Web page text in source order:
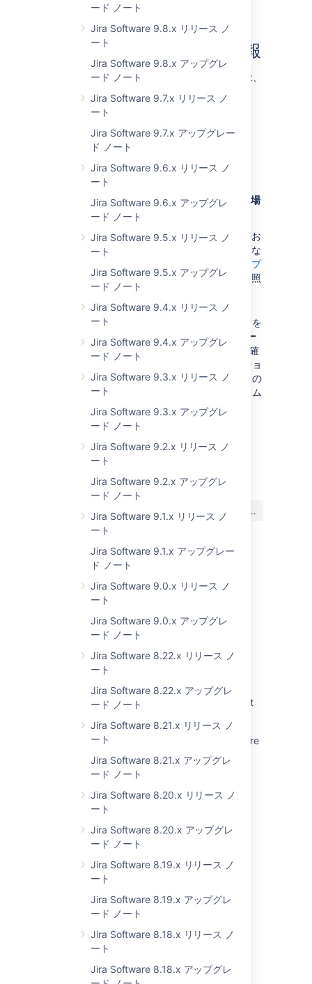
ード ノート
Jira Software 9.8.x リリース ノ
ート
Jira Software 9.8.x アップグレ
ード ノート
Jira Software 9.7.x リリース ノ
ート
Jira Software 9.7.x アップグレー
ド ノート
Jira Software 9.6.x リリース ノ
ート
Jira Software 9.6.x アップグレ
ード ノート
Jira Software 9.5.x リリース ノ
ート
Jira Software 9.5.x アップグレ
ード ノート
Jira Software 9.4.x リリース ノ
ート
Jira Software 9.4.x アップグレ
ード ノート
Jira Software 9.3.x リリース ノ
ート
Jira Software 9.3.x アップグレ
ード ノート
Jira Software 9.2.x リリース ノ
ート
Jira Software 9.2.x アップグレ
ード ノート
Jira Software 9.1.x リリース ノ
ート
Jira Software 9.1.x アップグレー
ド ノート
Jira Software 9.0.x リリース ノ
ート
Jira Software 9.0.x アップグレ
ード ノート
Jira Software 8.22.x リリース ノ
ート
Jira Software 8.22.x アップグレ
ード ノート
Jira Software 8.21.x リリース ノ
ート
Jira Software 8.21.x アップグレ
ード ノート
Jira Software 8.20.x リリース ノ
ート
Jira Software 8.20.x アップグレ
ード ノート
Jira Software 8.19.x リリース ノ
ート
Jira Software 8.19.x アップグレ
ード ノート
Jira Software 8.18.x リリース ノ
ート
Jira Software 8.18.x アップグレ
アプリ開発者向けの情報
アプリに関するすべての重要な変更については、
アップグレード手順
Jira バージョン 8.x.x からアップグレードする場
利用可能なすべてのアップグレード方法お
よびアップグレード前の手順を含む完全な
Jira アプ
リケーションのアップグレード」をご参照
ください。
ご自身の環境に合わせたアップグレードを
ご検討の場合、[
Jira 管理] >
[アプリケー
ション] > [アップグレードを計画]
をご確
認ください。アップグレード先のバージョ
ンの提案やアップグレード前のチェックの
実行が行われ、詳細な手順を含むカスタム
のアップグレード ガイドが提供されま
最終更新日 2021 年 4 月 7 日
この内容はお役に立ちました
いいえ
関連コンテンツ
JIRA Software JAVA API for Version 7 and
Jira Software overview
Jira - Issues screen - Incorrect Dutch
JIRA Upgrade or Install Fails due to Could not
Check the Jira server application to make sure
it is running
Default languages and tools for Jira Coding
Mac OS X Not Supported by JIRA
Agile Reports Displays Scripting Error
'Jira Software is currently unavailable' error
after upgrading to Jira 7 or newer
JDK 1.8 Not Supported in JIRA 6.2